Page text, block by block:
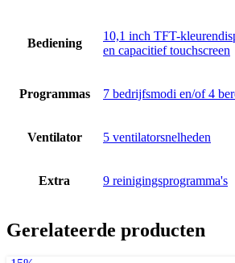
Bediening
10,1 inch TFT-
en capacitief touchscreen
Programmas 7 bedrijfsmodi en/of 4
Ventilator 5 ventilatorsnelheden
Extra 9 reinigingsprogramma's
Gerelateerde producten